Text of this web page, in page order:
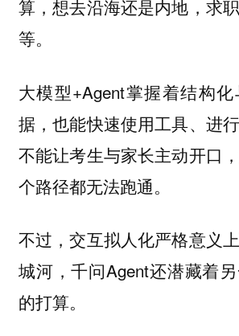
算，想去沿海还是内地，求
等。
大模型+Agent掌握着结构
据，也能快速使用工具、进
不能让考生与家长主动开口
个路径都无法跑通。
不过，交互拟人化严格意义
城河，千问Agent还潜藏着
的打算。